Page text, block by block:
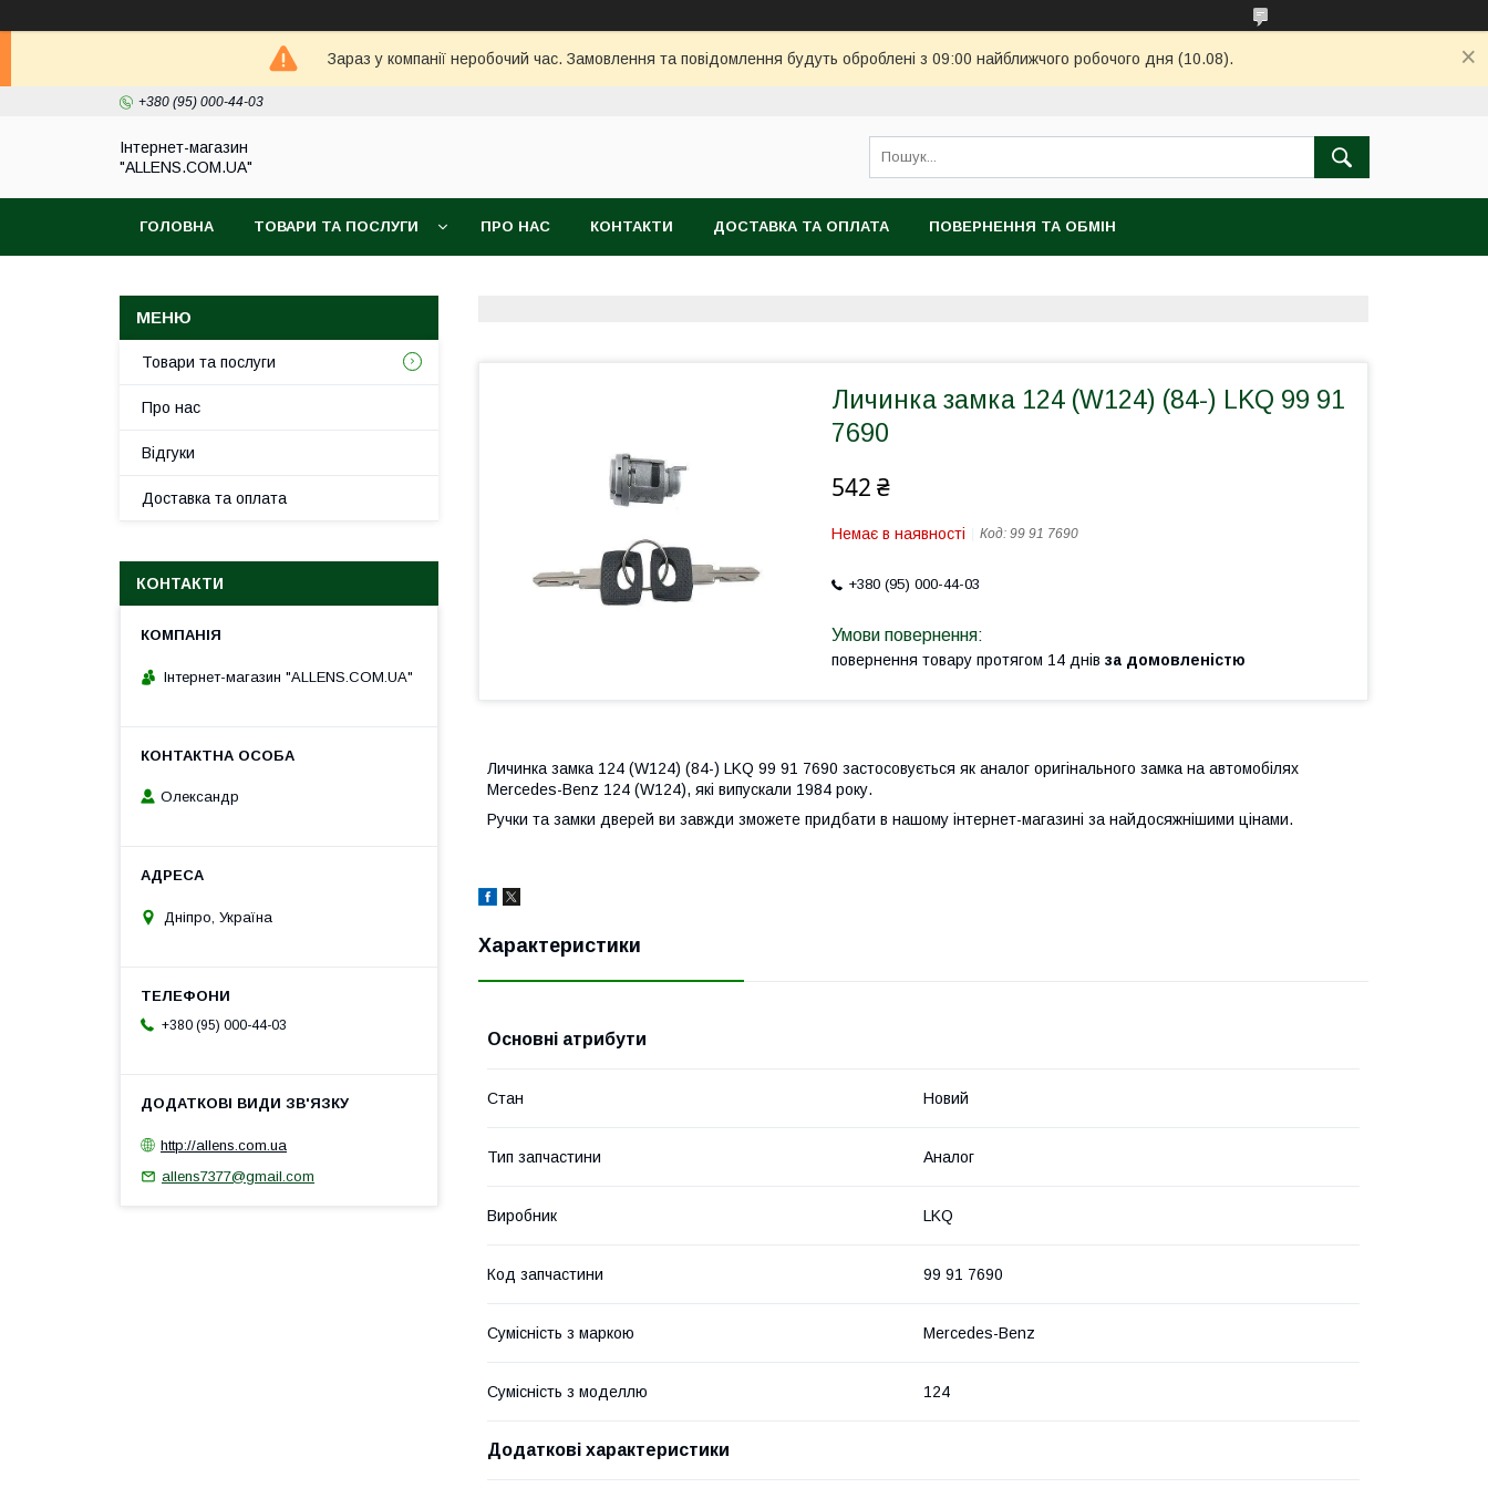
Зараз у компанії неробочий час. Замовлення та повідомлення будуть оброблені з 09:00 найближчого робочого дня (10.08).
+380 (95) 000-44-03
Інтернет-магазин
"ALLENS.COM.UA"
ГОЛОВНА ТОВАРИ ТА ПОСЛУГИ ПРО НАС КОНТАКТИ ДОСТАВКА ТА ОПЛАТА ПОВЕРНЕННЯ ТА ОБМІН
Личинка замка 124 (W124) (84-) LKQ 99 91
7690
542 ₴
Немає в наявності Код: 99 91 7690
+380 (95) 000-44-03
повернення товару протягом 14 днів за домовленістю
Личинка замка 124 (W124) (84-) LKQ 99 91 7690 застосовується як аналог оригінального замка на автомобілях
Mercedes-Benz 124 (W124), які випускали 1984 року.
Ручки та замки дверей ви завжди зможете придбати в нашому інтернет-магазині за найдосяжнішими цінами.
Характеристики
Основні атрибути
Стан Новий
Тип запчастини Аналог
Виробник LKQ
Код запчастини 99 91 7690
Сумісність з маркою Mercedes-Benz
Сумісність з моделлю 124
Додаткові характеристики
Товари та послуги
Про нас
Відгуки
Доставка та оплата
КОНТАКТИ
Інтернет-магазин "ALLENS.COM.UA"
Олександр
Дніпро, Україна
+380 (95) 000-44-03
http://allens.com.ua
allens7377@gmail.com